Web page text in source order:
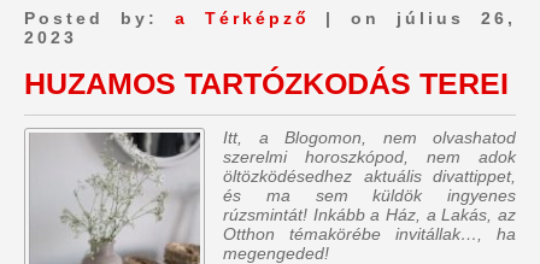
Posted by: a Térképző
| on július 26,
2023
HUZAMOS TARTÓZKODÁS TEREI
Itt, a Blogomon, nem olvashatod
szerelmi horoszkópod, nem adok
öltözködésedhez aktuális divattippet,
és ma sem küldök ingyenes
rúzsmintát! Inkább a Ház, a Lakás, az
Otthon témakörébe invitállak…, ha
megengeded!